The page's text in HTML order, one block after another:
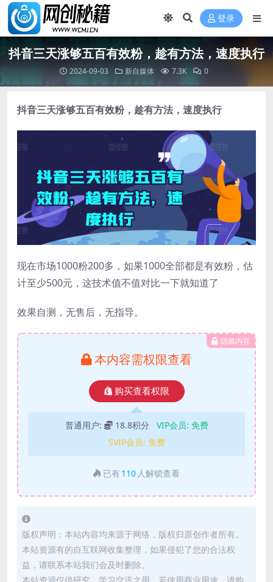
登录
抖音三天涨够五百有效粉，趁有方法，速度执行
2024-09-03 新自媒体 7.3K 0
抖音三天涨够五百有效粉，趁有方法，速度执行
现在市场1000粉200多，如果1000全部都是有效粉，估
计至少500元，这技术值不值对比一下就知道了
效果自测，无售后，无指导。
隐藏内容
本内容需权限查看
购买查看权限
普通用户: 18.8积分 VIP会员: 免费
SVIP会员: 免费
已有 110 人解锁查看
版权声明：本站内容均来源于网络，版权归原创作者所有。
本站资源有的自互联网收集整理，如果侵犯了您的合法权
益，请联系本站我们会及时删除。